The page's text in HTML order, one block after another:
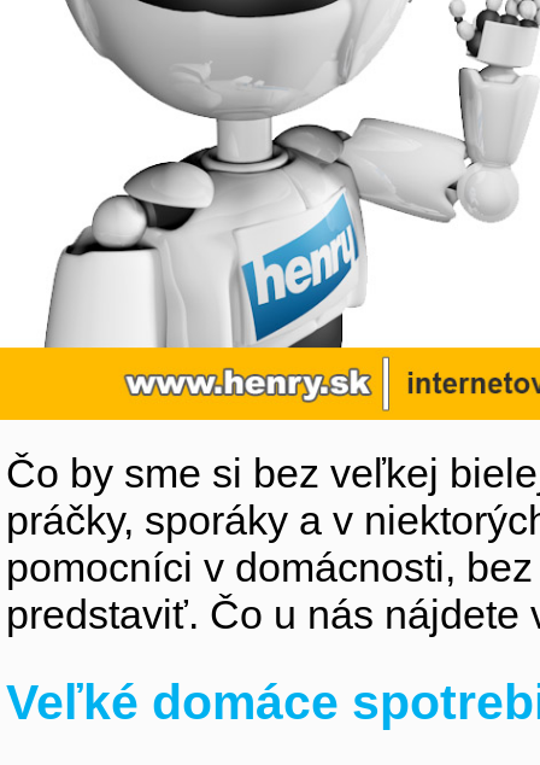
Čo by sme si bez veľkej
práčky, sporáky a v
pomocníci v domácnosti,
predstaviť. Čo u nás
Veľké domáce